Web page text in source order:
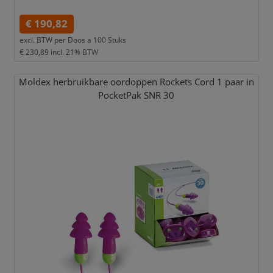
€ 190,82
excl. BTW per Doos a 100 Stuks
€ 230,89 incl. 21% BTW
Moldex herbruikbare oordoppen Rockets Cord 1 paar in
PocketPak SNR 30